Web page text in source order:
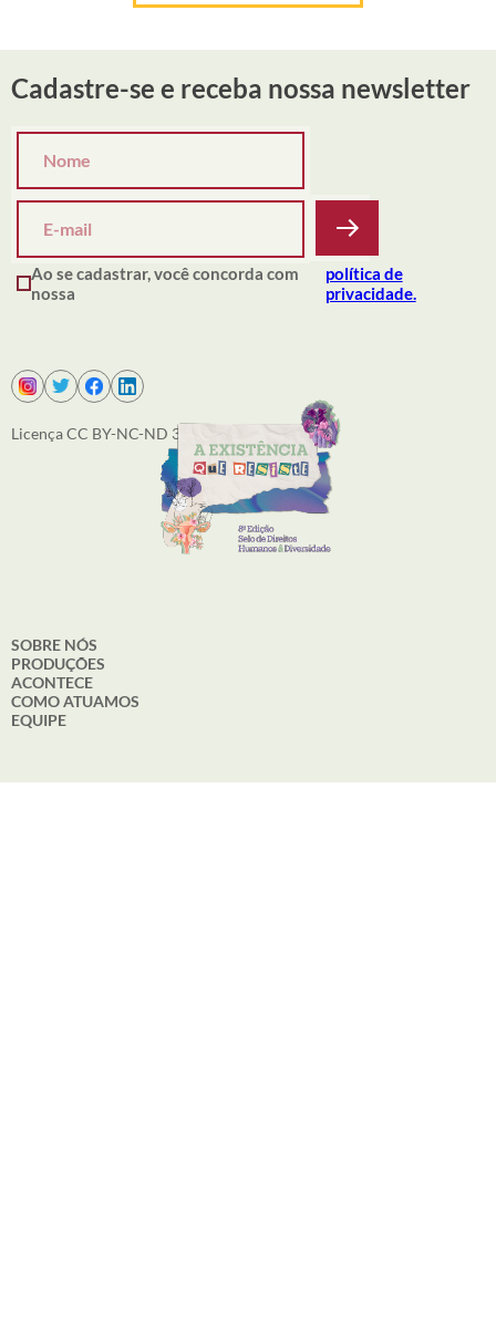
Cadastre-se e receba nossa newsletter
Ao se cadastrar, você concorda com
nossa
política de
privacidade.
Licença CC BY-NC-ND 3.0
SOBRE NÓS
PRODUÇÕES
ACONTECE
COMO ATUAMOS
EQUIPE